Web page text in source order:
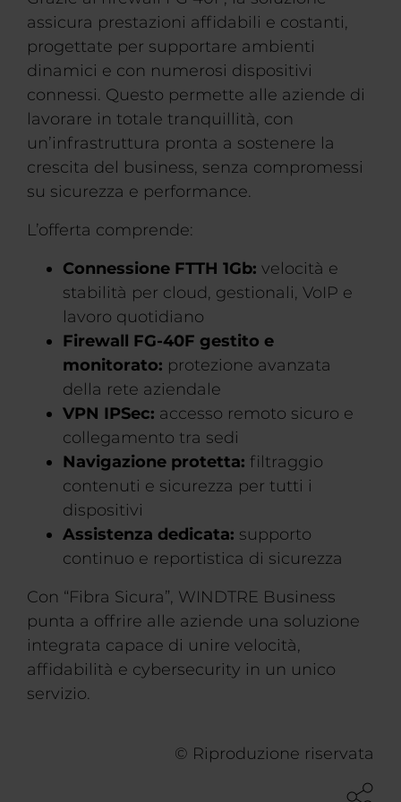
assicura prestazioni affidabili e costanti,
progettate per supportare ambienti
dinamici e con numerosi dispositivi
connessi. Questo permette alle aziende di
lavorare in totale tranquillità, con
un’infrastruttura pronta a sostenere la
crescita del business, senza compromessi
su sicurezza e performance.
L’offerta comprende:
Connessione FTTH 1Gb: velocità e
stabilità per cloud, gestionali, VoIP e
lavoro quotidiano
Firewall FG-40F gestito e
monitorato: protezione avanzata
della rete aziendale
VPN IPSec: accesso remoto sicuro e
collegamento tra sedi
Navigazione protetta: filtraggio
contenuti e sicurezza per tutti i
dispositivi
Assistenza dedicata: supporto
continuo e reportistica di sicurezza
Con “Fibra Sicura”, WINDTRE Business
punta a offrire alle aziende una soluzione
integrata capace di unire velocità,
affidabilità e cybersecurity in un unico
servizio.
© Riproduzione riservata